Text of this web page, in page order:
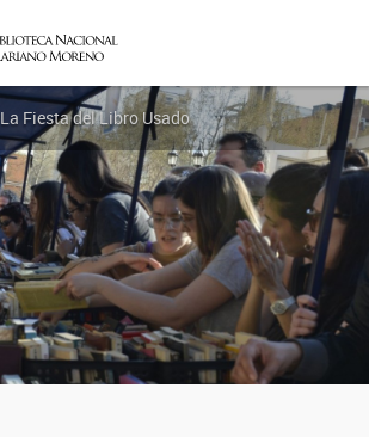
La Fiesta del Libro Usado